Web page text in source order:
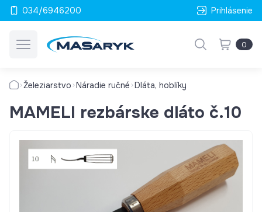
034/6946200 Prihlásenie
0
Železiarstvo Náradie ručné Dláta, hoblíky
MAMELI rezbárske dláto č.10